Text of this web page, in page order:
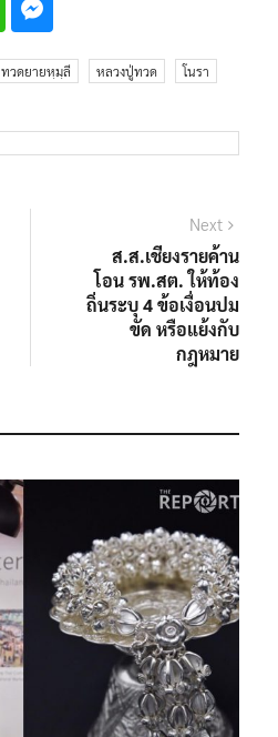
ทวดยายหฺมฺลี หลวงปู่ทวด โนรา
Next
post:
ส.ส.เชียงรายค้าน
โอน รพ.สต. ให้ท้อง
ถิ่นระบุ 4 ข้อเงื่อนปม
ขัด หรือแย้งกับ
กฎหมาย